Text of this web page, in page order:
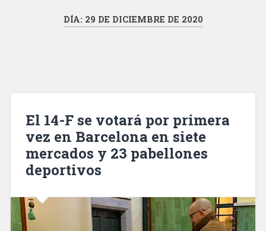
DÍA: 29 DE DICIEMBRE DE 2020
El 14-F se votará por primera
vez en Barcelona en siete
mercados y 23 pabellones
deportivos